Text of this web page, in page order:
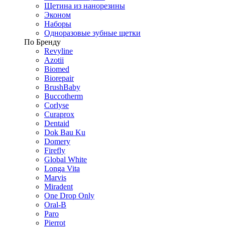
Щетина из нанорезины
Эконом
Наборы
Одноразовые зубные щетки
По Бренду
Revyline
Azotii
Biomed
Biorepair
BrushBaby
Buccotherm
Corlyse
Curaprox
Dentaid
Dok Bau Ku
Domery
Firefly
Global White
Longa Vita
Marvis
Miradent
One Drop Only
Oral-B
Paro
Pierrot